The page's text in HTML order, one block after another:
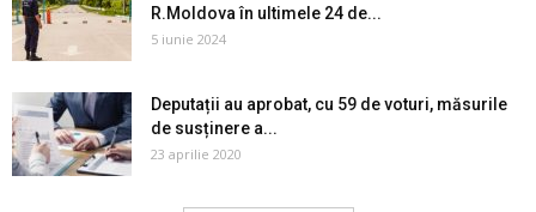
R.Moldova în ultimele 24 de...
5 iunie 2024
Deputații au aprobat, cu 59 de voturi, măsurile
de susținere a...
23 aprilie 2020